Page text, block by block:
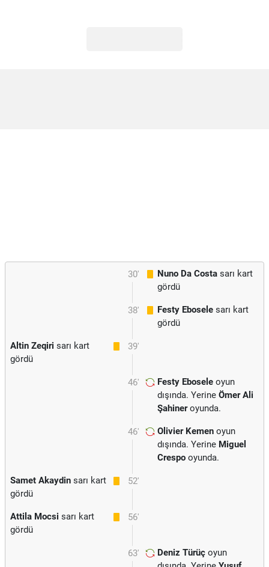
30' Nuno Da Costa sarı kart
gördü
38' Festy Ebosele sarı kart
gördü
39'
Altin Zeqiri sarı kart
gördü
46' Festy Ebosele oyun
dışında. Yerine Ömer Ali
Şahineroyunda.
46' Olivier Kemen oyun
dışında. Yerine Miguel
Crespo oyunda.
52'
Samet Akaydin sarı kart
gördü
56'
Attila Mocsi sarı kart
gördü
63' Deniz Türüç oyun